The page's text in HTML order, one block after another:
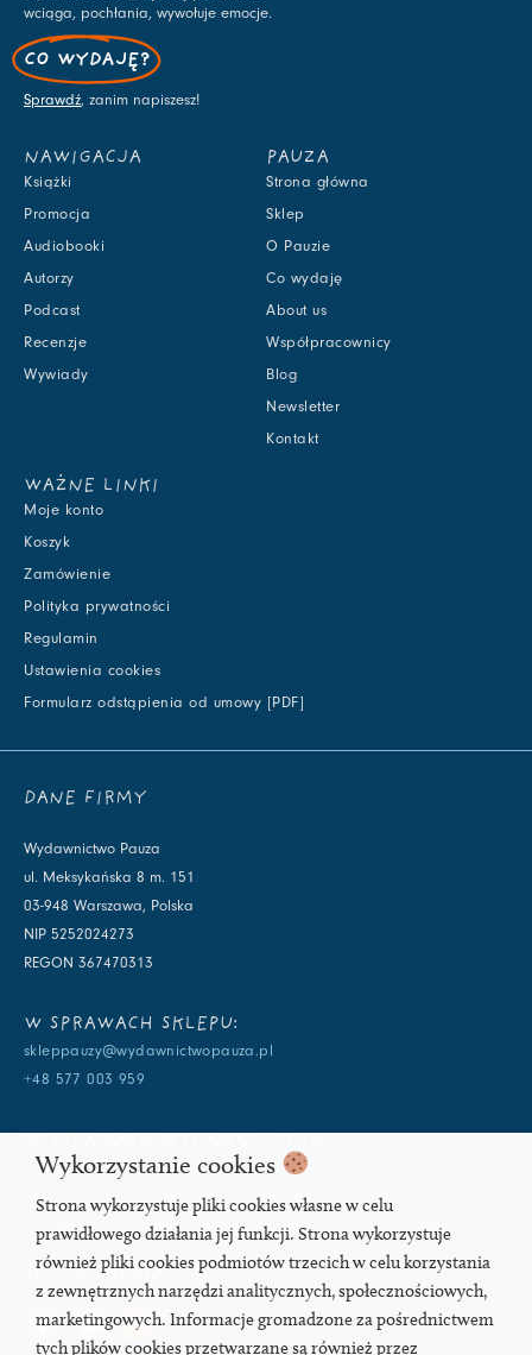
wciąga, pochłania, wywołuje emocje.
CO WYDAJĘ?
Sprawdź, zanim napiszesz!
NAWIGACJA
Książki
Promocja
Audiobooki
Autorzy
Podcast
Recenzje
Wywiady
PAUZA
Strona główna
Sklep
O Pauzie
Co wydaję
About us
Współpracownicy
Blog
Newsletter
Kontakt
WAŻNE LINKI
Moje konto
Koszyk
Zamówienie
Polityka prywatności
Regulamin
Ustawienia cookies
Formularz odstąpienia od umowy [PDF]
DANE FIRMY
Wydawnictwo Pauza
ul. Meksykańska 8 m. 151
03-948 Warszawa, Polska
NIP 5252024273
REGON 367470313
W SPRAWACH SKLEPU:
skleppauzy@wydawnictwopauza.pl
+48 577 003 959
info@wydawnictwopauza.pl
+48 501 177 119 (czynny w dni powszednie w godzinach 11-15,
proszę o wysłanie wiadomości SMS, gdybym nie odbierała)
SOCIAL MEDIA
Wykorzystanie cookies
Strona wykorzystuje pliki cookies własne w celu
prawidłowego działania jej funkcji. Strona wykorzystuje
również pliki cookies podmiotów trzecich w celu korzystania
z zewnętrznych narzędzi analitycznych, społecznościowych,
marketingowych. Informacje gromadzone za pośrednictwem
tych plików cookies przetwarzane są również przez